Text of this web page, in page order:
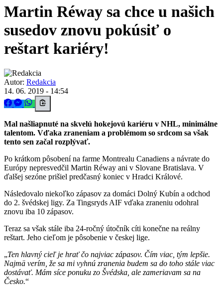
Martin Réway sa chce u našich
susedov znovu pokúsiť o
reštart kariéry!
Autor: Redakcia
14. 06. 2019 - 14:54
Mal našliapnuté na skvelú hokejovú kariéru v NHL, minimálne
talentom. Vďaka zraneniam a problémom so srdcom sa však
tento sen začal rozplývať.
Po krátkom pôsobení na farme Montrealu Canadiens a návrate do
Európy nepresvedčil Martin Réway ani v Slovane Bratislava. V
ďalšej sezóne prišiel predčasný koniec v Hradci Králové.
Následovalo niekoľko zápasov za domáci Dolný Kubín a odchod
do 2. švédskej ligy. Za Tingsryds AIF vďaka zraneniu odohral
znovu iba 10 zápasov.
Teraz sa však stále iba 24-ročný útočník cíti konečne na reálny
reštart. Jeho cieľom je pôsobenie v českej lige.
Ten hlavný cieľ je hrať čo najviac zápasov. Čím viac, tým lepšie.
Najmä verím, že sa mi vyhnú zranenia budem sa do toho stále viac
dostávať. Mám síce ponuku zo Švédska, ale zameriavam sa na
Česko.